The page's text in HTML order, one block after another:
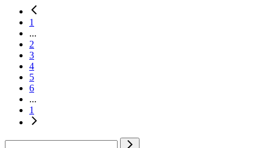
1
...
2
3
4
5
6
...
1